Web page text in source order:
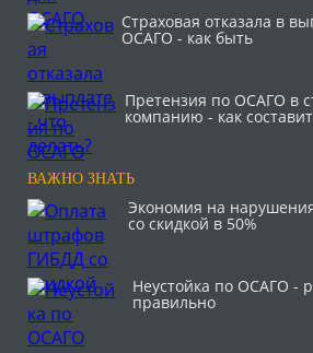
Страховая отказала в
ОСАГО - как быть
Претензия по ОСАГО в
компанию - как
ВАЖНО ЗНАТЬ
Экономия на
со скидкой в 50%
Неустойка по ОСАГО -
правильно